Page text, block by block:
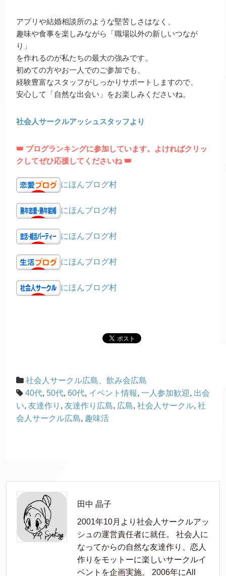
アプリや結婚相談所のような堅苦しさはなく、
趣味や食事を楽しみながら「職場以外の新しいつなが
り」
を作れるのが私たちの最大の強みです。
初めての方やお一人でのご参加でも、
経験豊富なスタッフがしっかりサポートしますので、
安心して「自然な出会い」をお楽しみくださいね。
社会人サークルアッシュスタッフより
👑 ブログランキングに参加しています。よければクリッ
クしてぜひ応援してくださいね 👑
にほんブログ村
にほんブログ村
にほんブログ村
にほんブログ村
にほんブログ村
社会人サークル広島、飲み会広島
40代, 50代, 60代, イベント情報, 一人参加歓迎, 出会
い, 友達作り , 友達作り広島, 広島, 社会人サークル, 社
会人サークル広島, 趣味活
田中 晶子
2001年10月より社会人サークルアッ
シュの運営責任者に就任。 社会人に
なってからの自然な友達作り、恋人
作りをモットーに楽しいサークルイ
ベントを企画実施。 2006年にAll